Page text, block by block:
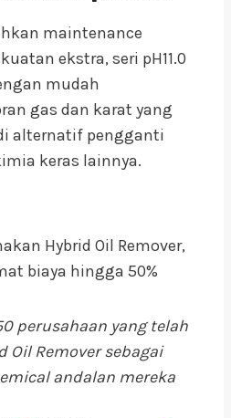
maintenance
ekstra, seri pH11.0
mudah
gas dan karat yang
alternatif pengganti
keras lainnya.
Hybrid Oil Remover,
biaya hingga 50%
perusahaan yang telah
Oil Remover sebagai
andalan mereka